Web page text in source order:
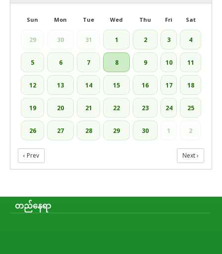
Sun Mon Tue Wed Thu Fri Sat
29 30 31 1 2 3 4
5 6 7 8 9 10 11
12 13 14 15 16 17 18
19 20 21 22 23 24 25
26 27 28 29 30 1 2
‹ Prev Next ›
တည်နေရာ